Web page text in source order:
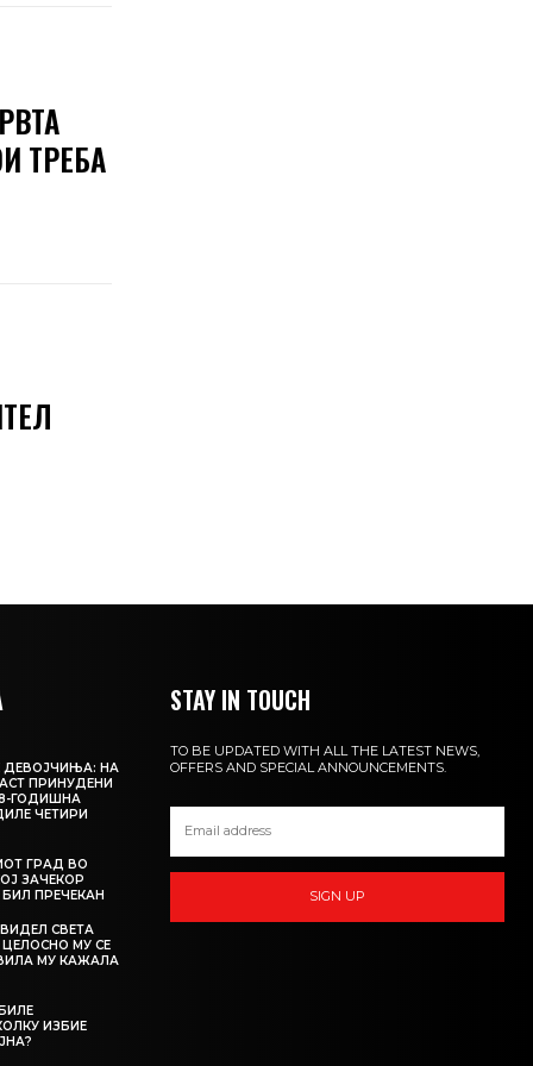
ТРЕБА
ДЕВОЈЧИЊА: НА
ПРИНУДЕНИ
ГОДИШНА
ЧЕТИРИ
ГРАД ВО
ЗАЧЕКОР
БИЛ ПРЕЧЕКАН
СВЕТА
МУ СЕ
МУ КАЖАЛА
ИЗБИЕ
STAY IN TOUCH
TO BE UPDATED WITH ALL THE LATEST NEWS,
OFFERS AND SPECIAL ANNOUNCEMENTS.
SIGN UP